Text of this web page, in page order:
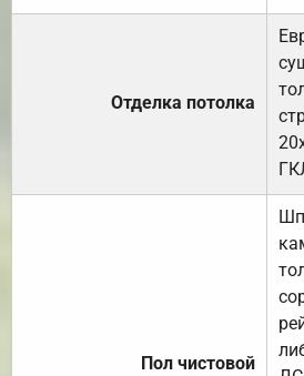
Отделка потолка
Пол чистовой